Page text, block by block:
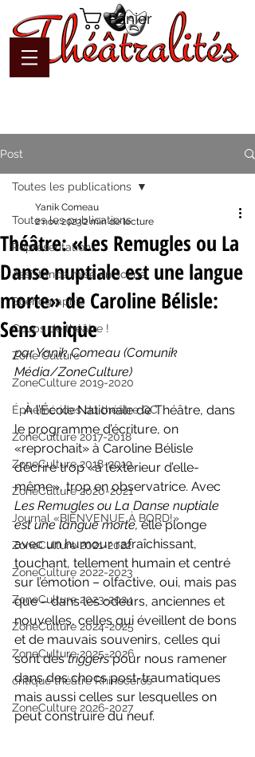
Panier
Post
Toutes les publications
Représentations
Assistance mise en scène
Scénographie
Coups de théâtre !
Zone Culture
ZoneCulture 2019-2020
Éphémérides du théâtre QC
ZoneCulture 2017-2018
ZoneCulture 2018-2019
ZoneCulture 2020-2021
Journal «BIENVENUE À BORD!»
ZoneCulture 2021-2022
ZoneCulture 2022-2023
ZoneCulture 2023-2024
ZoneCulture 2024-2025
ZoneCulture 2025-2026
critique théâtre Rhinocéros
ZoneCulture 2026-2027
Toutes les publications
Théâtre: «Les Remugles ou La
Danse nuptiale est une langue
morte» de Caroline Bélisle:
Sens unique
Yanik Comeau
2 nov. 20232 min de lecture
par Yanik Comeau (Comunik
Média/ZoneCulture)
   À l’École Nationale de Théâtre, dans
le programme d’écriture, on
«reprochait» à Caroline Bélisle
d’écrire trop «à l’extérieur d’elle-
même», trop en observatrice. Avec
Les Remugles ou La Danse nuptiale
est une langue morte, elle plonge
avec un humour rafraîchissant,
touchant, tellement humain et centré
sur l’émotion – olfactive, oui, mais pas
que – dans les odeurs, anciennes et
nouvelles, celles qui éveillent de bons
et de mauvais souvenirs, celles qui
sont des triggers pour nous ramener
dans des chocs post-traumatiques
mais aussi celles sur lesquelles on
peut construire du neuf.